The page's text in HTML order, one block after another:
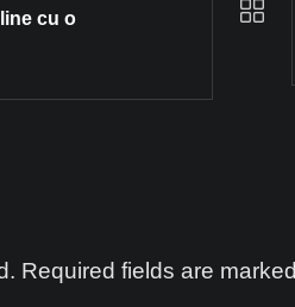
cu o
Required fields are marked